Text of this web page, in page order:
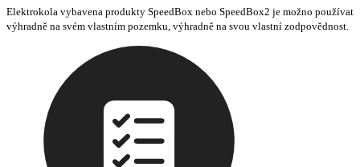
Elektrokola vybavena produkty SpeedBox nebo SpeedBox2 je možno používat
výhradně na svém vlastním pozemku, výhradně na svou vlastní zodpovědnost.